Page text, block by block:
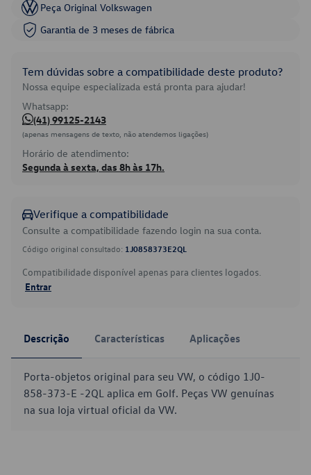
Peça Original Volkswagen
Garantia de 3 meses de fábrica
Tem dúvidas sobre a compatibilidade deste produto?
Nossa equipe especializada está pronta para ajudar!
Whatsapp:
(41) 99125-2143
(apenas mensagens de texto, não atendemos ligações)
Horário de atendimento:
Segunda à sexta, das 8h às 17h.
Verifique a compatibilidade
Consulte a compatibilidade fazendo login na sua conta.
Código original consultado: 1J0858373E2QL
Compatibilidade disponível apenas para clientes logados.
Entrar
Descrição Características Aplicações
Porta-objetos original para seu VW, o código 1J0-
858-373-E -2QL aplica em Golf. Peças VW genuínas
na sua loja virtual oficial da VW.